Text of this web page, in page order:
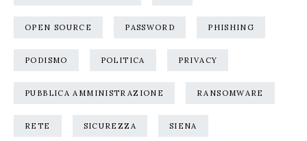
OPEN SOURCE PASSWORD PHISHING
PODISMO POLITICA PRIVACY
PUBBLICA AMMINISTRAZIONE RANSOMWARE
RETE SICUREZZA SIENA